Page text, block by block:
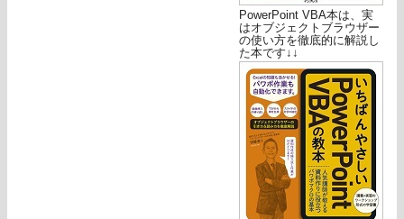
PowerPoint VBA本は、実
はオブジェクトブラウザー
の使い方を徹底的に解説し
た本です↓↓